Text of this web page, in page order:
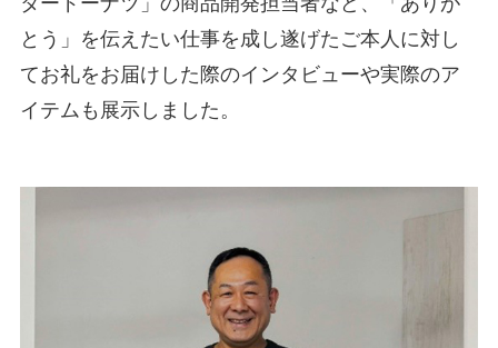
とう」を伝えたい仕事を成し遂げたご本人に対し
てお礼をお届けした際のインタビューや実際のア
イテムも展示しました。